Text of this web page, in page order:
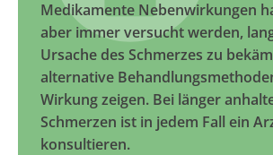
Medikamente Nebenwirkungen
aber immer versucht werden,
Ursache des Schmerzes zu
alternative
Wirkung zeigen. Bei länger
Schmerzen ist in jedem Fall ein
konsultieren.